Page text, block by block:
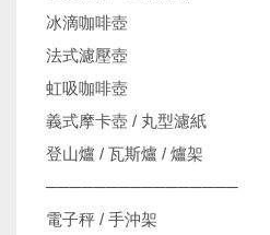
冰滴咖啡壺
法式濾壓壺
虹吸咖啡壺
義式摩卡壺 / 丸型濾紙
登山爐 / 瓦斯爐 / 爐架
────────────────
電子秤 / 手沖架